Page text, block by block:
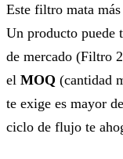
Este filtro mata
Un producto puede
de mercado (Filtro
el MOQ (cantidad
te exige es mayor
ciclo de flujo te